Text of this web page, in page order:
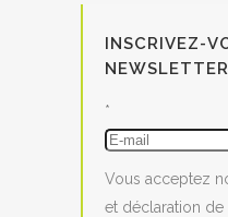
INSCRIVEZ-
NEWSLETTER
*
Vous acceptez
et déclaration